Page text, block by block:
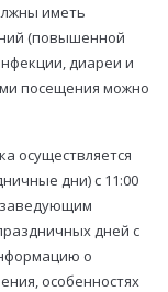
иметь
(повышенной
диареи и
посещения можно
осуществляется
дни) с 11:00
заведующим
дней с
о
особенностях